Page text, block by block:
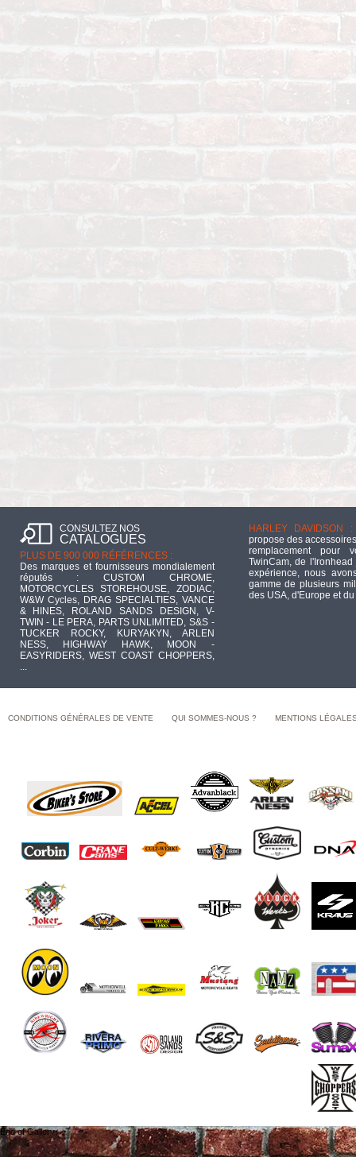
CONSULTEZ NOS
CATALOGUES
PLUS DE 900 000 RÉFÉRENCES :
Des marques et fournisseurs mondialement
réputés : CUSTOM CHROME,
MOTORCYCLES STOREHOUSE, ZODIAC,
W&W Cycles, DRAG SPECIALTIES, VANCE
& HINES, ROLAND SANDS DESIGN, V-
TWIN - LE PERA, PARTS UNLIMITED, S&S -
TUCKER ROCKY, KURYAKYN, ARLEN
NESS, HIGHWAY HAWK, MOON -
EASYRIDERS, WEST COAST CHOPPERS,
HARLEY DAVIDSON :
propose des
remplacement pour
TwinCam, de
expérience, nous
gamme de plusieurs
des USA, d'Europe et
CONDITIONS GÉNÉRALES DE VENTE QUI SOMMES-NOUS ? MENTIONS
End of Gallery